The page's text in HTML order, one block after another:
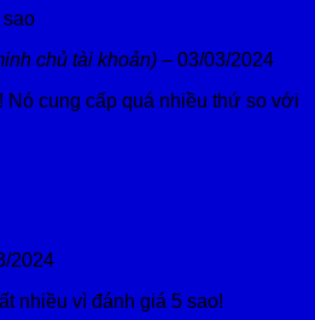
sao
chủ tài khoản) – 03/03/2024
Nó cung cấp quá nhiều thứ so với
2024
nhiều vì đánh giá 5 sao!